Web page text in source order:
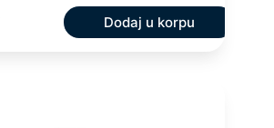
Dodaj u korpu